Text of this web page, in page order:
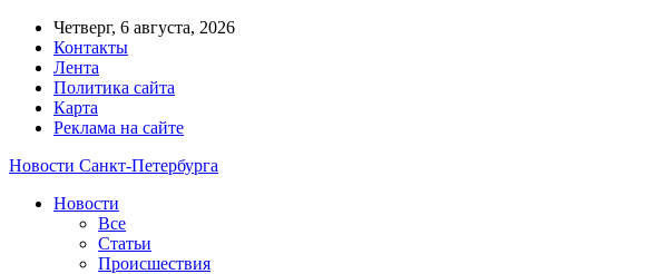
Четверг, 6 августа, 2026
Контакты
Лента
Политика сайта
Карта
Реклама на сайте
Новости Санкт-Петербурга
Новости
Все
Статьи
Происшествия